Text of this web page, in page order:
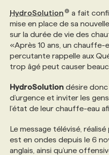
INITIATIVES
PRIX ET
TENDANCES
MARKETING
GEO/SEO
ÉVÉNEMENTIEL
NOS
ANNONCEZ AVEC
PROFIL
FAQ
ANNONCEZ AVEC
PROFIL CANDIDAT
ANNONCEZ AVEC
NOS PARCOURS DE
FORMATIONS
NOS
POURQUOI CHOISIR
NOS TARIFS
SERVICE DE CHASSE
NOS TARIFS
NOS EXPERTISES
ANNONCEZ AVEC
HydroSolution a fait
mise en place de sa
sur la durée de vie des
«Après 10 ans, un
percutante rappelle aux
trop âgé peut causer
HydroSolution désire
d’urgence et inviter les
l’état de leur chauffe-eau
Le message télévisé, réalisé
est en ondes depuis le 6
anglais, ainsi qu’une